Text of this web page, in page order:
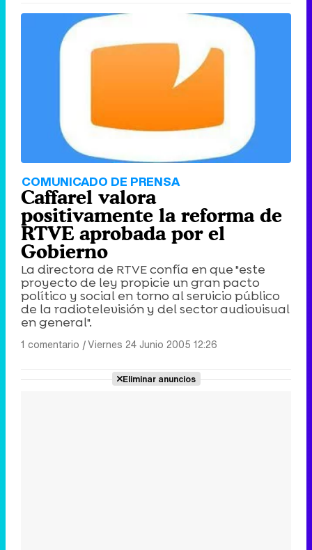
COMUNICADO DE PRENSA
Caffarel valora
positivamente la reforma de
RTVE aprobada por el
Gobierno
La directora de RTVE confía en que "este
proyecto de ley propicie un gran pacto
político y social en torno al servicio público
de la radiotelevisión y del sector audiovisual
en general".
1 comentario |Viernes 24 Junio 2005 12:26
Eliminar anuncios